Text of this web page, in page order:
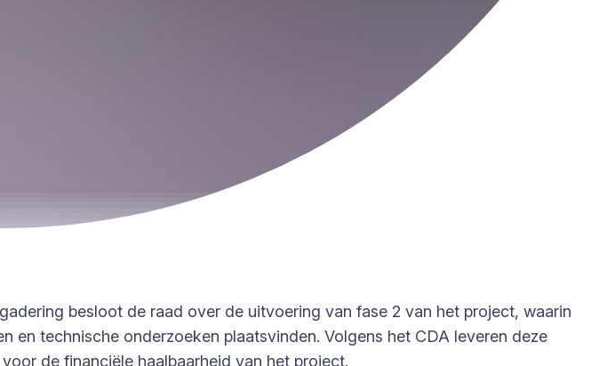
besloot de raad over de uitvoering van fase 2 van het project, waarin
en technische onderzoeken plaatsvinden. Volgens het CDA leveren deze
de financiële haalbaarheid van het project.